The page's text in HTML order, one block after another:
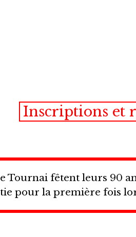
Inscriptions et
Tournai fêtent leurs 90
pour la première fois